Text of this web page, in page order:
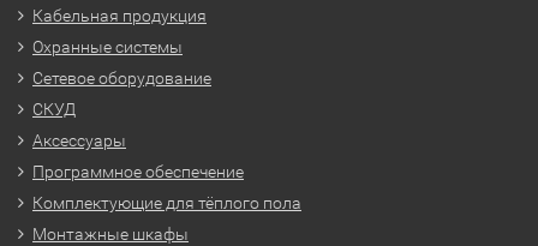
Кабельная продукция
Охранные системы
Сетевое оборудование
СКУД
Аксессуары
Программное обеспечение
Комплектующие для тёплого пола
Монтажные шкафы